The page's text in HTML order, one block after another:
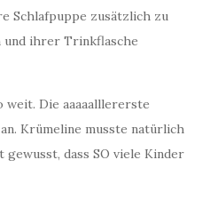
Schlafpuppe zusätzlich zu
und ihrer Trinkflasche
weit. Die aaaaalllererste
Krümeline musste natürlich
dass SO viele Kinder